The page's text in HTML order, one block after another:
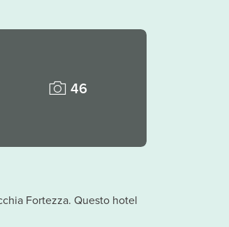
46
Fortezza. Questo hotel